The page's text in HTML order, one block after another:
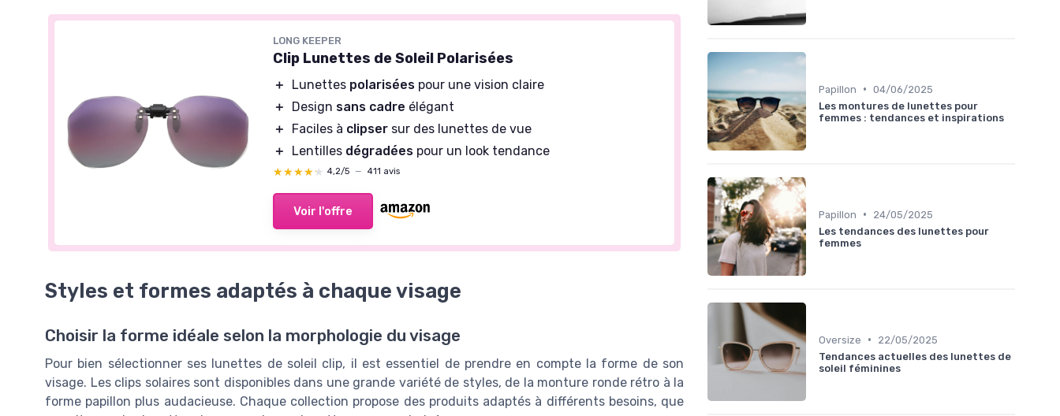
LONG KEEPER
Clip Lunettes de Soleil Polarisées
＋ Lunettes polarisées pour une vision claire
＋
Design sans cadre élégant
＋
Faciles à clipser sur des lunettes de vue
＋
Lentilles dégradées pour un look tendance
★★★★★
★★★★★ 4,2/5 — 411 avis
Voir l'offre
Styles et formes adaptés à chaque visage
Choisir la forme idéale selon la morphologie du visage
Pour bien sélectionner ses lunettes de soleil clip, il est essentiel de prendre en compte la forme de son
visage. Les clips solaires sont disponibles dans une grande variété de styles, de la monture ronde rétro à la
forme papillon plus audacieuse. Chaque collection propose des produits adaptés à différents besoins, que
Papillon • 04/06/2025
Les montures de lunettes pour
femmes : tendances et inspirations
Papillon •
24/05/2025
Les tendances des lunettes pour
femmes
Oversize •
22/05/2025
Tendances actuelles des lunettes de
soleil féminines